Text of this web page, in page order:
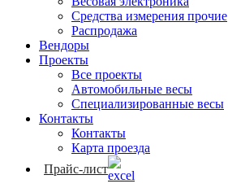
Средства измерения прочие
Распродажа
Вендоры
Проекты
Все проекты
Автомобильные весы
Специализированные весы
Контакты
Контакты
Карта проезда
Прайс-лист